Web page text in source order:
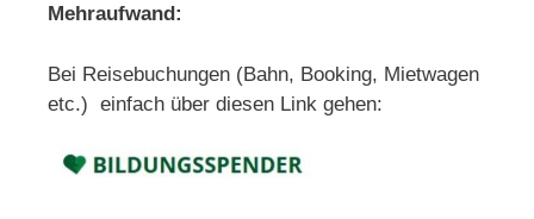
Mehraufwand:
Bei Reisebuchungen (Bahn, Booking, Mietwagen
etc.) einfach über diesen Link gehen: